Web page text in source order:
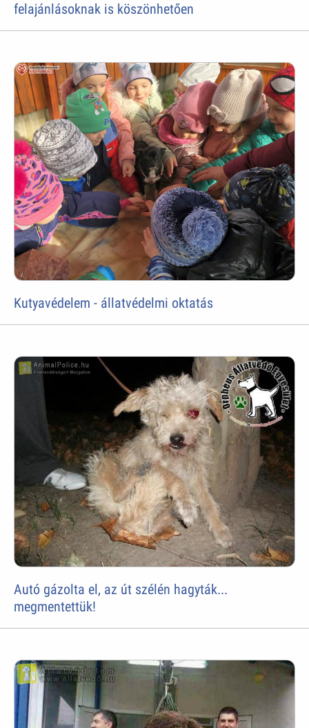
felajánlásoknak is köszönhetően
Kutyavédelem - állatvédelmi oktatás
Autó gázolta el, az út szélén hagyták...
megmentettük!